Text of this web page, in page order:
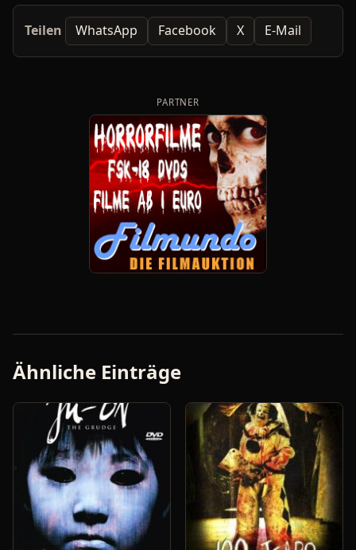
Teilen WhatsApp Facebook X E-Mail
PARTNER
Ähnliche Einträge